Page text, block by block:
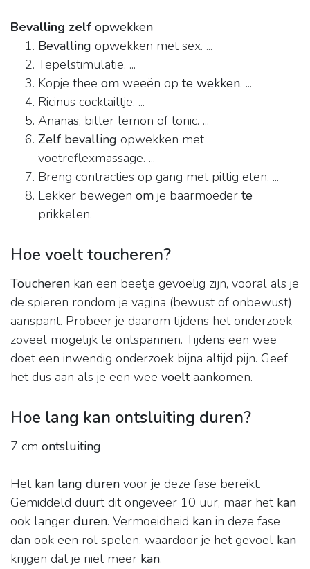
Bevalling zelf opwekken
Bevalling opwekken met sex. ...
Tepelstimulatie. ...
Kopje thee om weeën op te wekken. ...
Ricinus cocktailtje. ...
Ananas, bitter lemon of tonic. ...
Zelf bevalling opwekken met
voetreflexmassage. ...
Breng contracties op gang met pittig eten. ...
Lekker bewegen om je baarmoeder te
prikkelen.
Hoe voelt toucheren?
Toucheren kan een beetje gevoelig zijn, vooral als je
de spieren rondom je vagina (bewust of onbewust)
aanspant. Probeer je daarom tijdens het onderzoek
zoveel mogelijk te ontspannen. Tijdens een wee
doet een inwendig onderzoek bijna altijd pijn. Geef
het dus aan als je een wee voeltaankomen.
Hoe lang kan ontsluiting duren?
7 cm ontsluiting
Het kan lang duren voor je deze fase bereikt.
Gemiddeld duurt dit ongeveer 10 uur, maar het kan
ook langer duren. Vermoeidheid kan in deze fase
dan ook een rol spelen, waardoor je het gevoel kan
krijgen dat je niet meer kan.